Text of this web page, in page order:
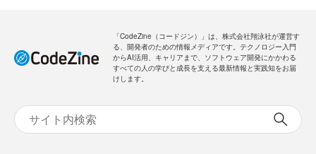
「CodeZine（コードジン）」は、株式会社翔泳社が運営す
る、開発者のための情報メディアです。テクノロジー入門
からAI活用、キャリアまで、ソフトウェア開発にかかわる
すべての人の学びと成長を支える最新情報と実践知をお届
けします。